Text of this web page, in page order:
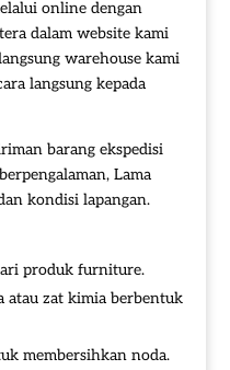
online dengan
dalam website kami
warehouse kami
langsung kepada
barang ekspedisi
Lama
kondisi lapangan.
produk furniture.
atau zat kimia berbentuk
membersihkan noda.